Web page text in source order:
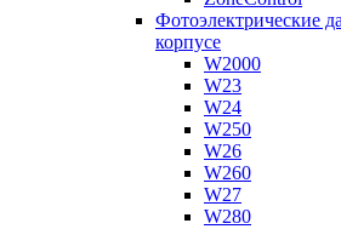
Фотоэлектрические
корпусе
W2000
W23
W24
W250
W26
W260
W27
W280